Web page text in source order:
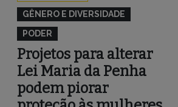
GÊNERO E DIVERSIDADE
PODER
Projetos para alterar
Lei Maria da Penha
podem piorar